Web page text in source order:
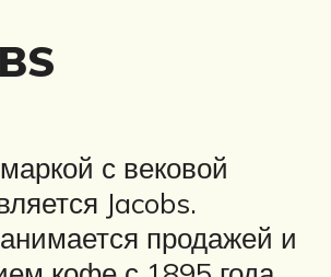
с вековой
Jacobs.
продажей и